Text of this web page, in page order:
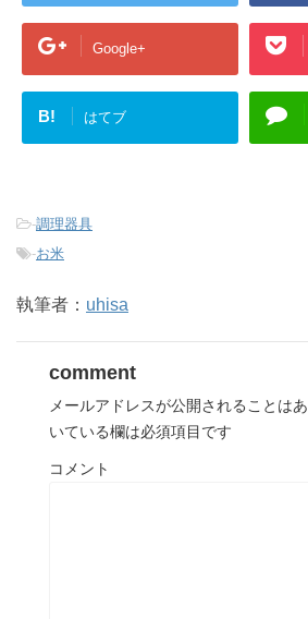
Google+
B! はてブ
-調理器具
-お米
執筆者： uhisa
comment
メールアドレスが公開されることはあ
いている欄は必須項目です
コメント